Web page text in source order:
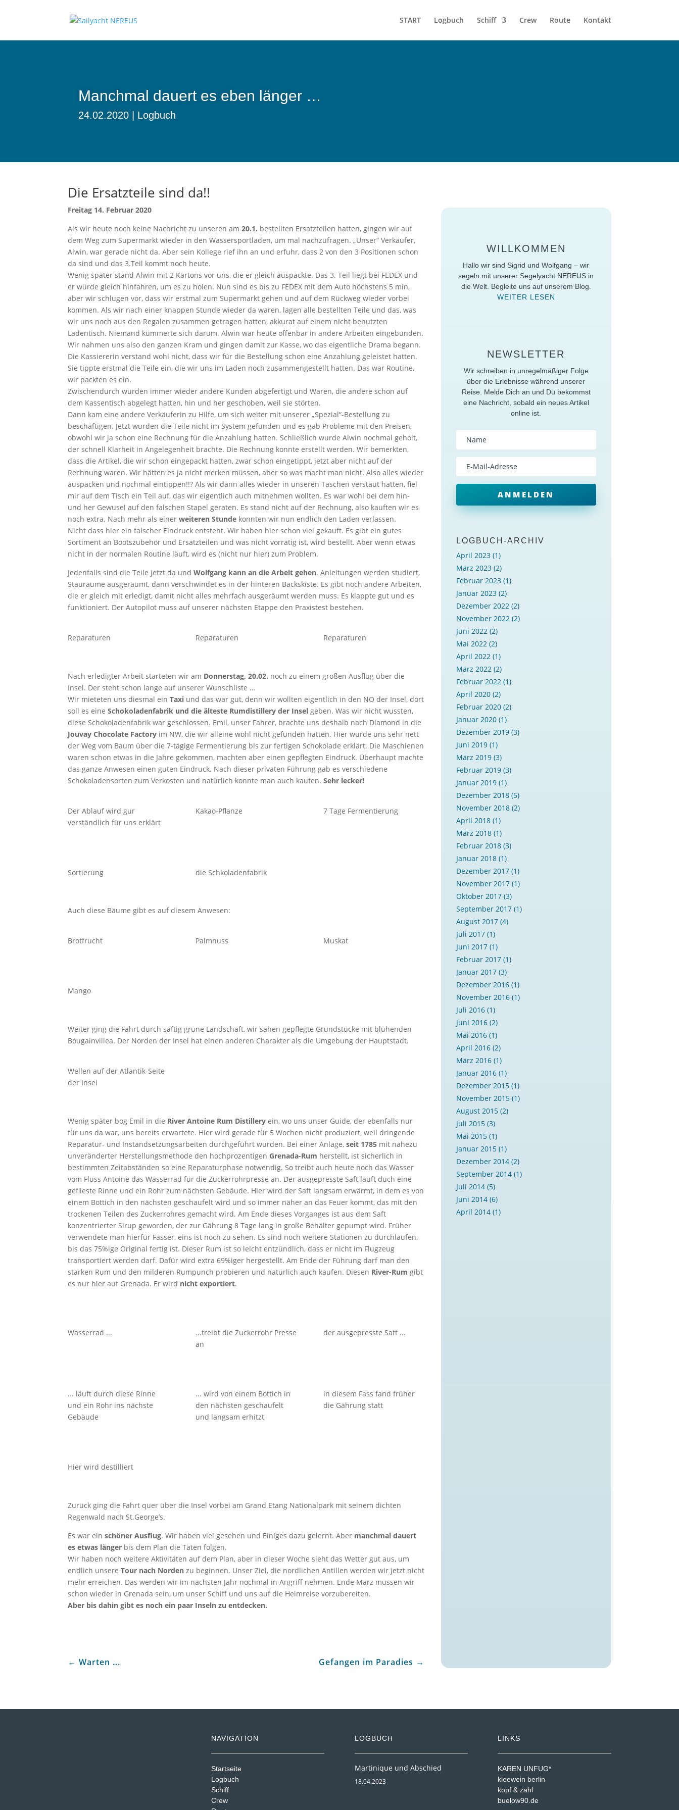
START Logbuch Schiff Crew Route Kontakt
Manchmal dauert es eben länger …
24.02.2020 Logbuch
Die Ersatzteile sind da!!
Freitag 14. Februar 2020
Als wir heute noch keine Nachricht zu unseren am20.1. bestellten Ersatzteilen hatten, gingen wir auf
dem Weg zum Supermarkt wieder in den Wassersportladen, um mal nachzufragen. „Unser“ Verkäufer,
Alwin, war gerade nicht da. Aber sein Kollege rief ihn an und erfuhr, dass 2 von den 3 Positionen schon
da sind und das 3.Teil kommt noch heute.
Wenig später stand Alwin mit 2 Kartons vor uns, die er gleich auspackte. Das 3. Teil liegt bei FEDEX und
er würde gleich hinfahren, um es zu holen. Nun sind es bis zu FEDEX mit dem Auto höchstens 5 min,
aber wir schlugen vor, dass wir erstmal zum Supermarkt gehen und auf dem Rückweg wieder vorbei
kommen. Als wir nach einer knappen Stunde wieder da waren, lagen alle bestellten Teile und das, was
wir uns noch aus den Regalen zusammen getragen hatten, akkurat auf einem nicht benutzten
Ladentisch. Niemand kümmerte sich darum. Alwin war heute offenbar in andere Arbeiten eingebunden.
Wir nahmen uns also den ganzen Kram und gingen damit zur Kasse, wo das eigentliche Drama begann.
Die Kassiererin verstand wohl nicht, dass wir für die Bestellung schon eine Anzahlung geleistet hatten.
Sie tippte erstmal die Teile ein, die wir uns im Laden noch zusammengestellt hatten. Das war Routine,
wir packten es ein.
Zwischendurch wurden immer wieder andere Kunden abgefertigt und Waren, die andere schon auf
dem Kassentisch abgelegt hatten, hin und her geschoben, weil sie störten.
Dann kam eine andere Verkäuferin zu Hilfe, um sich weiter mit unserer „Spezial“-Bestellung zu
beschäftigen. Jetzt wurden die Teile nicht im System gefunden und es gab Probleme mit den Preisen,
obwohl wir ja schon eine Rechnung für die Anzahlung hatten. Schließlich wurde Alwin nochmal geholt,
der schnell Klarheit in Angelegenheit brachte. Die Rechnung konnte erstellt werden. Wir bemerkten,
dass die Artikel, die wir schon eingepackt hatten, zwar schon eingetippt, jetzt aber nicht auf der
Rechnung waren. Wir hätten es ja nicht merken müssen, aber so was macht man nicht. Also alles wieder
auspacken und nochmal eintippen!!? Als wir dann alles wieder in unseren Taschen verstaut hatten, fiel
mir auf dem Tisch ein Teil auf, das wir eigentlich auch mitnehmen wollten. Es war wohl bei dem hin-
und her Gewusel auf den falschen Stapel geraten. Es stand nicht auf der Rechnung, also kauften wir es
noch extra. Nach mehr als einerweiteren Stunde konnten wir nun endlich den Laden verlassen.
Nicht dass hier ein falscher Eindruck entsteht. Wir haben hier schon viel gekauft. Es gibt ein gutes
Sortiment an Bootszubehör und Ersatzteilen und was nicht vorrätig ist, wird bestellt. Aber wenn etwas
nicht in der normalen Routine läuft, wird es (nicht nur hier) zum Problem.
Jedenfalls sind die Teile jetzt da und Wolfgang kann an die Arbeit gehen. Anleitungen werden studiert,
Stauräume ausgeräumt, dann verschwindet es in der hinteren Backskiste. Es gibt noch andere Arbeiten,
die er gleich mit erledigt, damit nicht alles mehrfach ausgeräumt werden muss. Es klappte gut und es
funktioniert. Der Autopilot muss auf unserer nächsten Etappe den Praxistest bestehen.
Reparaturen Reparaturen Reparaturen
Nach erledigter Arbeit starteten wir am Donnerstag, 20.02. noch zu einem großen Ausflug über die
Insel. Der steht schon lange auf unserer Wunschliste …
Wir mieteten uns diesmal einTaxi und das war gut, denn wir wollten eigentlich in den NO der Insel, dort
soll es eineSchokoladenfabrik und die älteste Rumdistillery der Insel geben. Was wir nicht wussten,
diese Schokoladenfabrik war geschlossen. Emil, unser Fahrer, brachte uns deshalb nach Diamond in die
Jouvay Chocolate Factory im NW, die wir alleine wohl nicht gefunden hätten. Hier wurde uns sehr nett
der Weg vom Baum über die 7-tägige Fermentierung bis zur fertigen Schokolade erklärt. Die Maschienen
waren schon etwas in die Jahre gekommen, machten aber einen gepflegten Eindruck. Überhaupt machte
das ganze Anwesen einen guten Eindruck. Nach dieser privaten Führung gab es verschiedene
Schokoladensorten zum Verkosten und natürlich konnte man auch kaufen. Sehr lecker!
Der Ablauf wird gur
verständlich für uns erklärt
Kakao-Pflanze 7 Tage Fermentierung
Sortierung die Schkoladenfabrik
Auch diese Bäume gibt es auf diesem Anwesen:
Brotfrucht Palmnuss Muskat
Mango
Weiter ging die Fahrt durch saftig grüne Landschaft, wir sahen gepflegte Grundstücke mit blühenden
Bougainvillea. Der Norden der Insel hat einen anderen Charakter als die Umgebung der Hauptstadt.
Wellen auf der Atlantik-Seite
der Insel
Wenig später bog Emil in die River Antoine Rum Distillery ein, wo uns unser Guide, der ebenfalls nur
für uns da war, uns bereits erwartete. Hier wird gerade für 5 Wochen nicht produziert, weil dringende
Reparatur- und Instandsetzungsarbeiten durchgeführt wurden. Bei einer Anlage,seit 1785 mit nahezu
unveränderter Herstellungsmethode den hochprozentigenGrenada-Rum herstellt, ist sicherlich in
bestimmten Zeitabständen so eine Reparaturphase notwendig. So treibt auch heute noch das Wasser
vom Fluss Antoine das Wasserrad für die Zuckerrohrpresse an. Der ausgepresste Saft läuft duch eine
geflieste Rinne und ein Rohr zum nächsten Gebäude. Hier wird der Saft langsam erwärmt, in dem es von
einem Bottich in den nächsten geschaufelt wird und so immer näher an das Feuer kommt, das mit den
trockenen Teilen des Zuckerrohres gemacht wird. Am Ende dieses Vorganges ist aus dem Saft
konzentrierter Sirup geworden, der zur Gährung 8 Tage lang in große Behälter gepumpt wird. Früher
verwendete man hierfür Fässer, eins ist noch zu sehen. Es sind noch weitere Stationen zu durchlaufen,
bis das 75%ige Original fertig ist. Dieser Rum ist so leicht entzündlich, dass er nicht im Flugzeug
transportiert werden darf. Dafür wird extra 69%iger hergestellt. Am Ende der Führung darf man den
starken Rum und den milderen Rumpunch probieren und natürlich auch kaufen. Diesen River-Rum gibt
es nur hier auf Grenada. Er wird nicht exportiert.
Wasserrad ...
...treibt die Zuckerrohr Presse
an
der ausgepresste Saft ...
... läuft durch diese Rinne
und ein Rohr ins nächste
Gebäude
... wird von einem Bottich in
den nächsten geschaufelt
und langsam erhitzt
in diesem Fass fand früher
die Gährung statt
Hier wird destilliert
Zurück ging die Fahrt quer über die Insel vorbei am Grand Etang Nationalpark mit seinem dichten
Regenwald nach St.George’s.
Es war einschöner Ausflug. Wir haben viel gesehen und Einiges dazu gelernt. Aber manchmal dauert
es etwas länger bis dem Plan die Taten folgen.
Wir haben noch weitere Aktivitäten auf dem Plan, aber in dieser Woche sieht das Wetter gut aus, um
endlich unsereTour nach Norden zu beginnen. Unser Ziel, die nordlichen Antillen werden wir jetzt nicht
mehr erreichen. Das werden wir im nächsten Jahr nochmal in Angriff nehmen. Ende März müssen wir
schon wieder in Grenada sein, um unser Schiff und uns auf die Heimreise vorzubereiten.
Aber bis dahin gibt es noch ein paar Inseln zu entdecken.
←Warten ... Gefangen im Paradies →
WILLKOMMEN
Hallo wir sind Sigrid und Wolfgang – wir
segeln mit unserer Segelyacht NEREUS in
die Welt. Begleite uns auf unserem Blog.
WEITER LESEN
NEWSLETTER
Wir schreiben in unregelmäßiger Folge
über die Erlebnisse während unserer
Reise. Melde Dich an und Du bekommst
eine Nachricht, sobald ein neues Artikel
online ist.
ANMELDEN
LOGBUCH-ARCHIV
April 2023(1)
März 2023(2)
Februar 2023(1)
Januar 2023(2)
Dezember 2022 (2)
November 2022 (2)
Juni 2022 (2)
Mai 2022 (2)
April 2022 (1)
März 2022 (2)
Februar 2022 (1)
April 2020(2)
Februar 2020(2)
Januar 2020(1)
Dezember 2019(3)
Juni 2019(1)
März 2019(3)
Februar 2019(3)
Januar 2019(1)
Dezember 2018(5)
November 2018(2)
April 2018(1)
März 2018(1)
Februar 2018(3)
Januar 2018(1)
Dezember 2017(1)
November 2017(1)
Oktober 2017(3)
September 2017(1)
August 2017(4)
Juli 2017(1)
Juni 2017(1)
Februar 2017(1)
Januar 2017(3)
Dezember 2016(1)
November 2016(1)
Juli 2016(1)
Juni 2016(2)
Mai 2016(1)
April 2016(2)
März 2016(1)
Januar 2016(1)
Dezember 2015(1)
November 2015(1)
August 2015(2)
Juli 2015(3)
Mai 2015(1)
Januar 2015(1)
Dezember 2014(2)
September 2014(1)
Juli 2014(5)
Juni 2014(6)
April 2014(1)
NAVIGATION
Startseite
Logbuch
Schiff
Crew
LOGBUCH
Martinique und Abschied
18.04.2023
LINKS
KAREN UNFUG*
kleewein berlin
kopf & zahl
buelow90.de